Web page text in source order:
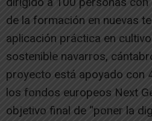
de la formación en nuevas
aplicación práctica en
sostenible navarros,
proyecto está apoyado con
los fondos europeos Next
objetivo final de “poner la